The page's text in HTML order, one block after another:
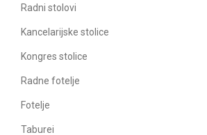
Radni stolovi
Kancelarijske stolice
Kongres stolice
Radne fotelje
Fotelje
Taburei